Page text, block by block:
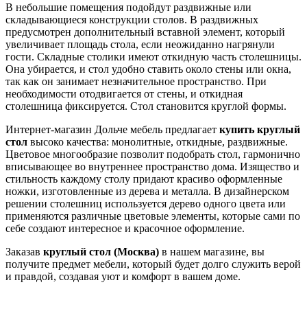
В небольшие помещения подойдут раздвижные или
складывающиеся конструкции столов. В раздвижных
предусмотрен дополнительный вставной элемент, который
увеличивает площадь стола, если неожиданно нагрянули
гости. Складные столики имеют откидную часть столешницы.
Она убирается, и стол удобно ставить около стены или окна,
так как он занимает незначительное пространство. При
необходимости отодвигается от стены, и откидная
столешница фиксируется. Стол становится круглой формы.
Интернет-магазин Дольче мебель предлагает купить круглый
стол высоко качества: монолитные, откидные, раздвижные.
Цветовое многообразие позволит подобрать стол, гармонично
вписывающее во внутреннее пространство дома. Изящество и
стильность каждому столу придают красиво оформленные
ножки, изготовленные из дерева и металла. В дизайнерском
решении столешниц используется дерево одного цвета или
применяются различные цветовые элементы, которые сами по
себе создают интересное и красочное оформление.
Заказав круглый стол (Москва) в нашем магазине, вы
получите предмет мебели, который будет долго служить верой
и правдой, создавая уют и комфорт в вашем доме.